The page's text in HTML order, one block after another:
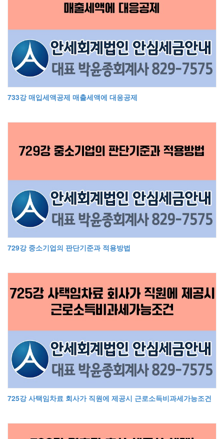
733강 매입세액공제 매출세액에 대응공제
729강 중소기업의 판단기준과 적용방법
725강 사택임차료 회사가 직원에 제공시 근로소득비과세가능조건